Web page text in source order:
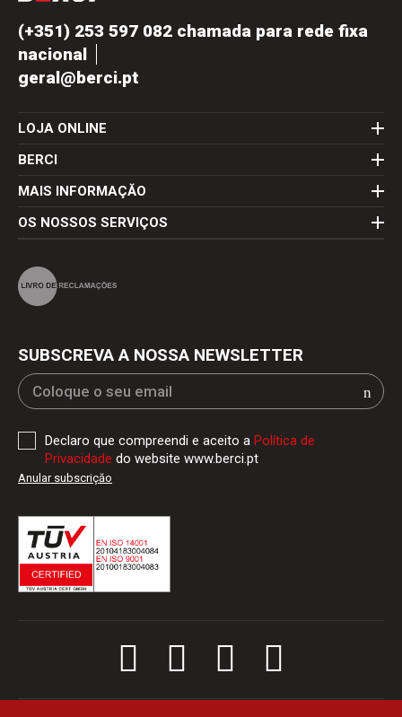
(+351) 253 597 082 chamada para rede fixa
nacional
geral@berci.pt
LOJA ONLINE
BERCI
MAIS INFORMAÇĂO
OS NOSSOS SERVIÇOS
SUBSCREVA A NOSSA NEWSLETTER
Declaro que compreendi e aceito a Política de
Privacidade do website www.berci.pt
Anular subscriçăo